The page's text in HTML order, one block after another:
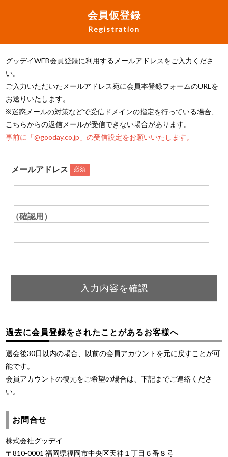
会員仮登録
Registration
グッデイWEB会員登録に利用するメールアドレスをご入力くださ
い。
ご入力いただいたメールアドレス宛に会員本登録フォームのURLを
お送りいたします。
※迷惑メールの対策などで受信ドメインの指定を行っている場合、
こちらからの返信メールが受信できない場合があります。
事前に「@gooday.co.jp」の受信設定をお願いいたします。
メールアドレス 必須
（確認用）
過去に会員登録をされたことがあるお客様へ
退会後30日以内の場合、以前の会員アカウントを元に戻すことが可
能です。
会員アカウントの復元をご希望の場合は、下記までご連絡くださ
い。
お問合せ
株式会社グッデイ
〒810-0001 福岡県福岡市中央区天神１丁目６番８号